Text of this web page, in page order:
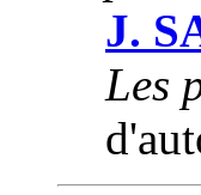
J.
Les